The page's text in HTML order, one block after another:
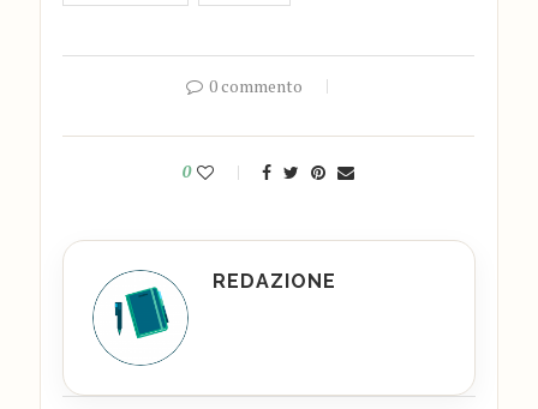
0 commento
0
REDAZIONE